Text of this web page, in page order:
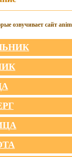
озвучивает сайт